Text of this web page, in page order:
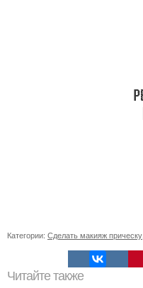
Категории: Сделать макияж прическу
Читайте также